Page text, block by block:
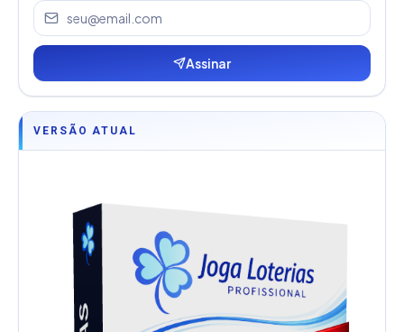
Assinar
VERSÃO ATUAL